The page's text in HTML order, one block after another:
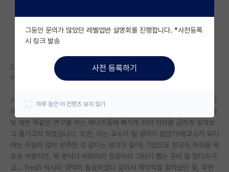
자유 게시판(아무개랩)
미국 유학 게시판
미국 대학원 합격 후기 게시판
대학원생 모집 게시판
연구실(PI) 홍보 게시판
석박사 채용 정보 게시판
임용 정보 게시판
안녕하세요? 올 2월에 졸업한 fresh 포닥입니다. 현재 진로관련해서 고민
이 많은데, 주변에 물어볼 곳이 없어서 글을 남기게 되었습니다.
저는 올 2월에 졸업 후, 박사를 졸업한 동일 연구실에서 연구재단 과제(2년)
에 선정되어, 6월부터 연구책임자로 있다가 연구실의 특정 사람과의 트러블
및 매번 똑같은 연구를 하는 매너리즘에 빠지게 되어 자리를 급하게 알아보
고 옮기고자 하였습니다. 또한, 저는 교수가 될 생각이 없었기에(교수가 되기
에는 자질이 많이 부족한 것 같다는 생각이 들어) 기업으로 정규직 취직을 목
표로 하였지만, 제 분야가 박테리아 전공이라 그런지 뽑는 곳이 잘 없더라구
요... fresh 박사라 경력이 필요하겠다 싶어서 계약직을 알아보던 중, 우연
그동안 문의가 많았던 레벨업반 설명회를 진행합니다. *사전등록
시 링크 발송
사전 등록하기
하루 동안 이 컨텐츠 보지 않기